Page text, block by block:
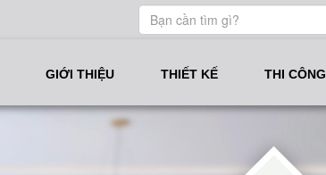
GIỚI THIỆU THIẾT KẾ THI CÔNG